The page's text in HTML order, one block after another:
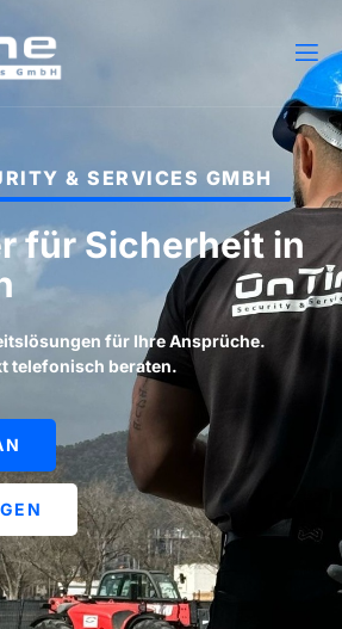
& SERVICES GMBH
für Sicherheit in
für Ihre Ansprüche.
telefonisch beraten.